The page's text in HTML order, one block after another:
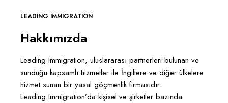
LEADING IMMIGRATION
Hakkımızda
Leading Immigration, uluslararası partnerleri bulunan ve
sunduğu kapsamlı hizmetler ile İngiltere ve diğer ülkelere
hizmet sunan bir yasal göçmenlik firmasıdır.
Leading Immigration’da kişisel ve şirketler bazında